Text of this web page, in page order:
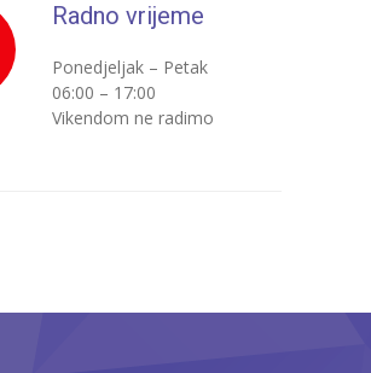
tim
Radno vrijeme
Ponedjeljak – Petak
06:00 – 17:00
Vikendom ne radimo